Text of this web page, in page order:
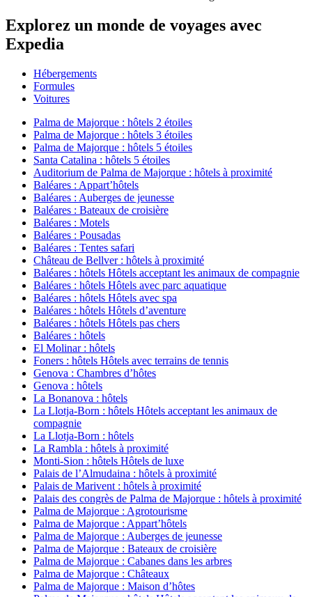
Explorez un monde de voyages avec
Expedia
Hébergements
Formules
Voitures
Palma de Majorque : hôtels 2 étoiles
Palma de Majorque : hôtels 3 étoiles
Palma de Majorque : hôtels 5 étoiles
Santa Catalina : hôtels 5 étoiles
Auditorium de Palma de Majorque : hôtels à proximité
Baléares : Appart’hôtels
Baléares : Auberges de jeunesse
Baléares : Bateaux de croisière
Baléares : Motels
Baléares : Pousadas
Baléares : Tentes safari
Château de Bellver : hôtels à proximité
Baléares : hôtels Hôtels acceptant les animaux de compagnie
Baléares : hôtels Hôtels avec parc aquatique
Baléares : hôtels Hôtels avec spa
Baléares : hôtels Hôtels d’aventure
Baléares : hôtels Hôtels pas chers
Baléares : hôtels
El Molinar : hôtels
Foners : hôtels Hôtels avec terrains de tennis
Genova : Chambres d’hôtes
Genova : hôtels
La Bonanova : hôtels
La Llotja-Born : hôtels Hôtels acceptant les animaux de
compagnie
La Llotja-Born : hôtels
La Rambla : hôtels à proximité
Monti-Sion : hôtels Hôtels de luxe
Palais de l’Almudaina : hôtels à proximité
Palais de Marivent : hôtels à proximité
Palais des congrès de Palma de Majorque : hôtels à proximité
Palma de Majorque : Agrotourisme
Palma de Majorque : Appart’hôtels
Palma de Majorque : Auberges de jeunesse
Palma de Majorque : Bateaux de croisière
Palma de Majorque : Cabanes dans les arbres
Palma de Majorque : Châteaux
Palma de Majorque : Maison d’hôtes